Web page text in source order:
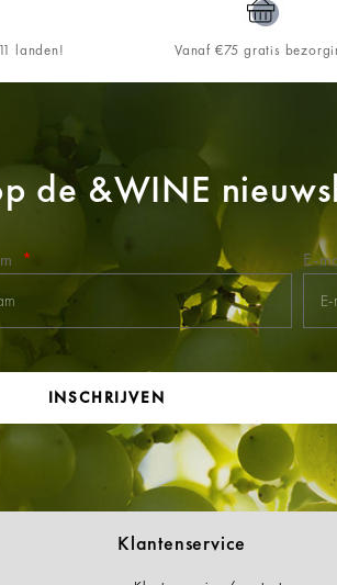
landen! Vanaf €75 gratis
de &WINE
E-
INSCHRIJVEN
Klantenservice